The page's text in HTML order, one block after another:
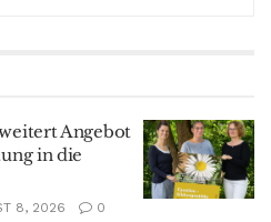
Angebot
in die
8, 2026
0